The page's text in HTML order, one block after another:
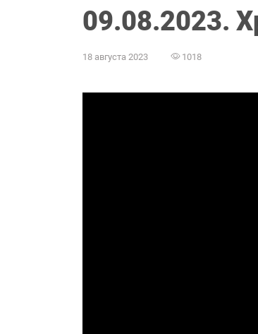
09.08.2023.
18 августа 2023 1018